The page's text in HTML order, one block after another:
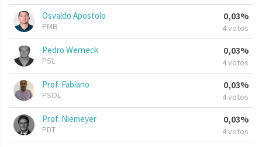
Osvaldo Apostolo
PMB
0,03%
4 votos
Pedro Werneck
PSL
0,03%
4 votos
Prof. Fabiano
PSOL
0,03%
4 votos
Prof. Niemeyer
PDT
0,03%
4 votos